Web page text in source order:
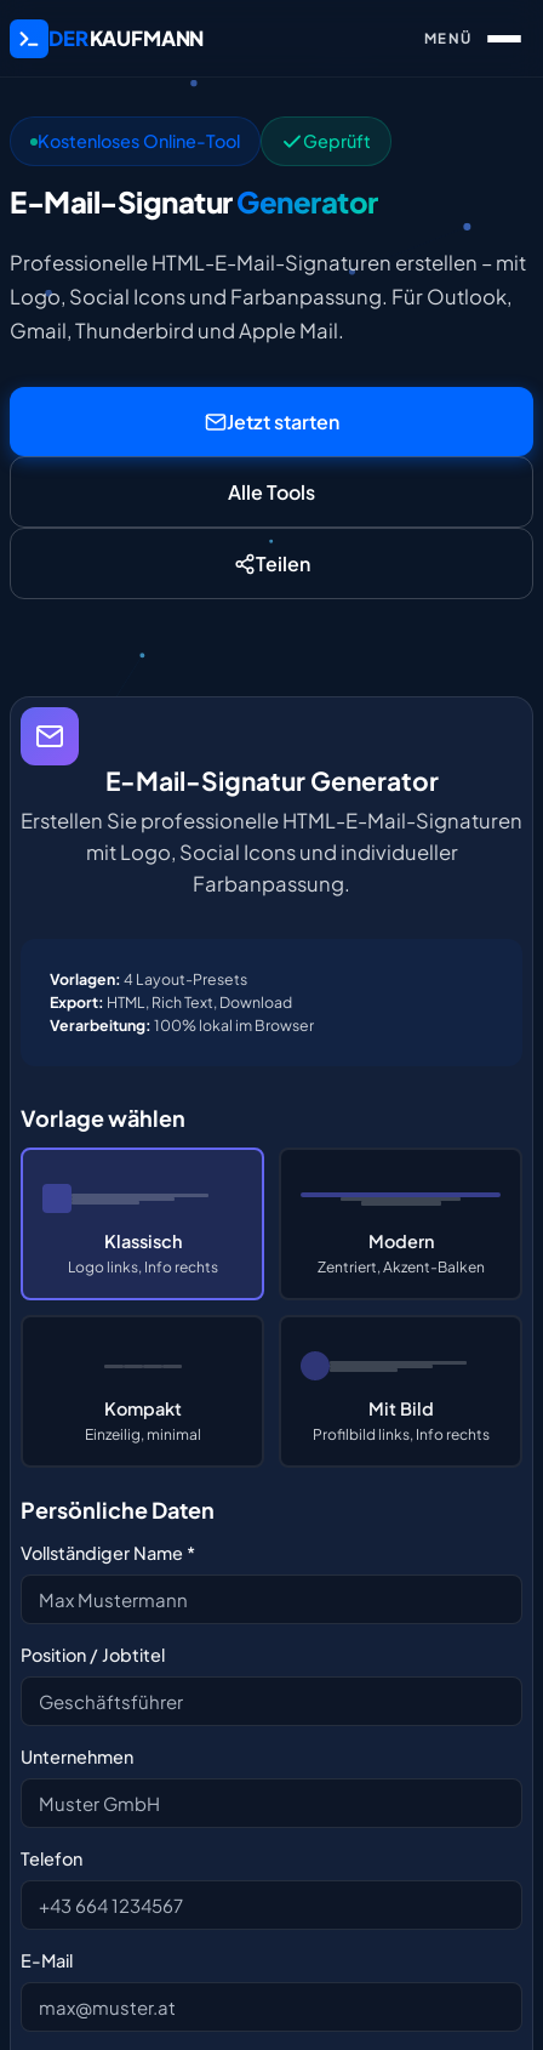
DERKAUFMANN
Kostenloses Online-Tool Geprüft
E-Mail-SignaturGenerator
Professionelle HTML-E-Mail-Signaturen erstellen – mit
Logo, Social Icons und Farbanpassung. Für Outlook,
Gmail, Thunderbird und Apple Mail.
Jetzt starten
Alle Tools
Teilen
E-Mail-Signatur Generator
Erstellen Sie professionelle HTML-E-Mail-Signaturen
mit Logo, Social Icons und individueller
Farbanpassung.
Vorlagen:4 Layout-Presets
Export: HTML, Rich Text, Download
Verarbeitung:100% lokal im Browser
Vorlage wählen
Klassisch
Logo links, Info rechts
Modern
Zentriert, Akzent-Balken
Kompakt
Einzeilig, minimal
Mit Bild
Profilbild links, Info rechts
Persönliche Daten
Vollständiger Name *
Position / Jobtitel
Unternehmen
Telefon
E-Mail